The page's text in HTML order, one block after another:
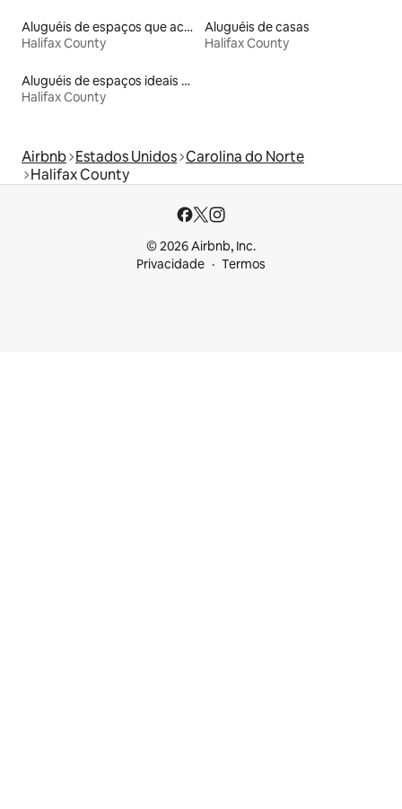
Aluguéis de espaços que aceitam animais de estimação
Halifax County
Aluguéis de casas
Halifax County
Aluguéis de espaços ideais para famílias
Halifax County
Airbnb Estados Unidos Carolina do Norte
Halifax County
© 2026 Airbnb, Inc.
Privacidade
Termos